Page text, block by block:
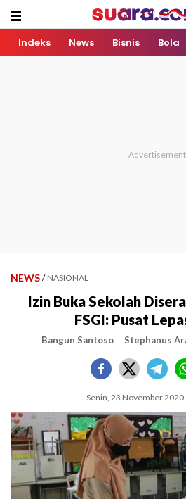
Indeks News Bisnis Bola
NEWS / NASIONAL
Izin Buka Sekolah
FSGI: Pusat
Bangun Santoso Stephanus
Senin, 23 November 2020